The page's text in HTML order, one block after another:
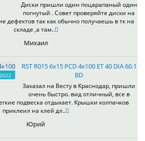
Диски пришли один поцарапаный один
погнутый . Совет проверяйте диски на
дефектов так как обычно получаешь в тк на
складе ,а там..
Михаил
RST R015 6x15 PCD 4x100 ET 40 DIA 60.1
BD
Заказал на Весту в Краснодар, пришли
очень быстро. вид отличный, все в
подвеска отдыхает. Крышки колпачков
приклеил на клей дл..
Юрий